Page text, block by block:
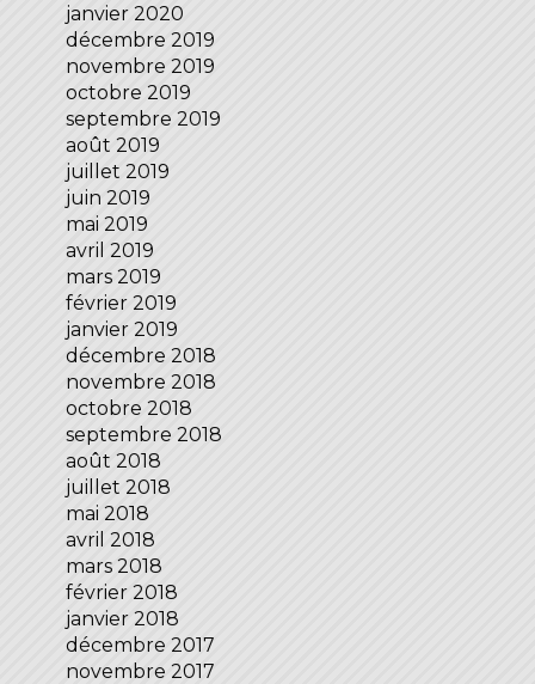
janvier 2020
décembre 2019
novembre 2019
octobre 2019
septembre 2019
août 2019
juillet 2019
juin 2019
mai 2019
avril 2019
mars 2019
février 2019
janvier 2019
décembre 2018
novembre 2018
octobre 2018
septembre 2018
août 2018
juillet 2018
mai 2018
avril 2018
mars 2018
février 2018
janvier 2018
décembre 2017
novembre 2017